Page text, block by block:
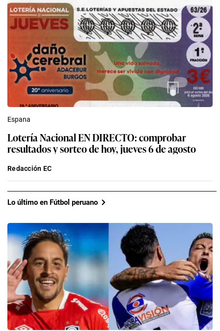
Espana
Lotería Nacional EN DIRECTO: comprobar
resultados y sorteo de hoy, jueves 6 de agosto
Redacción EC
Lo último en Fútbol peruano